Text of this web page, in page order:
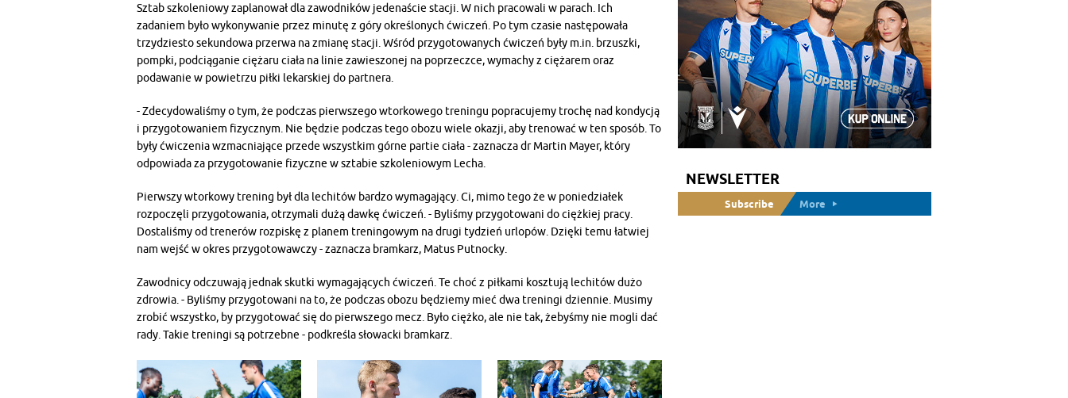
Sztab szkoleniowy zaplanował dla zawodników jedenaście stacji. W nich pracowali w parach. Ich
zadaniem było wykonywanie przez minutę z góry określonych ćwiczeń. Po tym czasie następowała
trzydziesto sekundowa przerwa na zmianę stacji. Wśród przygotowanych ćwiczeń były m.in. brzuszki,
pompki, podciąganie ciężaru ciała na linie zawieszonej na poprzeczce, wymachy z ciężarem oraz
podawanie w powietrzu piłki lekarskiej do partnera.
- Zdecydowaliśmy o tym, że podczas pierwszego wtorkowego treningu popracujemy trochę nad kondycją
i przygotowaniem fizycznym. Nie będzie podczas tego obozu wiele okazji, aby trenować w ten sposób. To
były ćwiczenia wzmacniające przede wszystkim górne partie ciała - zaznacza dr Martin Mayer, który
odpowiada za przygotowanie fizyczne w sztabie szkoleniowym Lecha.
Pierwszy wtorkowy trening był dla lechitów bardzo wymagający. Ci, mimo tego że w poniedziałek
rozpoczęli przygotowania, otrzymali dużą dawkę ćwiczeń. - Byliśmy przygotowani do ciężkiej pracy.
Dostaliśmy od trenerów rozpiskę z planem treningowym na drugi tydzień urlopów. Dzięki temu łatwiej
nam wejść w okres przygotowawczy - zaznacza bramkarz, Matus Putnocky.
Zawodnicy odczuwają jednak skutki wymagających ćwiczeń. Te choć z piłkami kosztują lechitów dużo
zdrowia. - Byliśmy przygotowani na to, że podczas obozu będziemy mieć dwa treningi dziennie. Musimy
zrobić wszystko, by przygotować się do pierwszego mecz. Było ciężko, ale nie tak, żebyśmy nie mogli dać
rady. Takie treningi są potrzebne - podkreśla słowacki bramkarz.
NEWSLETTER
Subscribe More